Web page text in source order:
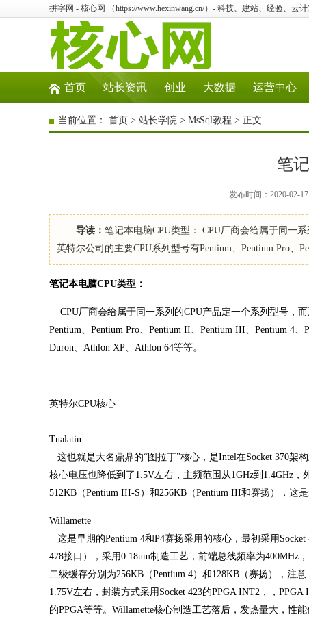
拼字网 - 核心网 （https://www.hexinwang.cn/）- 科技、建站、经验、云
首页 站长资讯 创业 大数据 运营中心
当前位置： 首页 > 站长学院 > MsSql教程 > 正文
笔
发布时间：2020-02-
导读： 笔记本电脑CPU类型： CPU厂商会给属于同一
英特尔公司的主要CPU系列型号有Pentium、Pentium Pro、
笔记本电脑CPU类型：
CPU厂商会给属于同一系列的CPU产品定一个系列型号，
Pentium、Pentium Pro、Pentium II、Pentium III、Pentium 4
Duron、Athlon XP、Athlon 64等等。
英特尔CPU核心
Tualatin
这也就是大名鼎鼎的“图拉丁”核心，是Intel在Socket 370架
核心电压也降低到了1.5V左右，主频范围从1GHz到1.4GHz
512KB（Pentium III-S）和256KB（Pentium III和赛扬），这
Willamette
这是早期的Pentium 4和P4赛扬采用的核心，最初采用
478接口），采用0.18um制造工艺，前端总线频率为400MHz
二级缓存分别为256KB（Pentium 4）和128KB（赛扬），注
1.75V左右，封装方式采用Socket 423的PPGA INT2，，
的PPGA等等。Willamette核心制造工艺落后，发热量大，性